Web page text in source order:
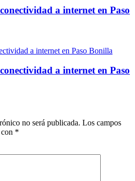
a internet en Paso
a internet en Paso
no será publicada. Los campos
*